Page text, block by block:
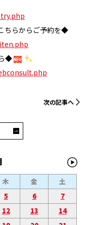
ちらからご予約を◆
◆
次の記事へ
木 金
土
5 6
7
12 13
14